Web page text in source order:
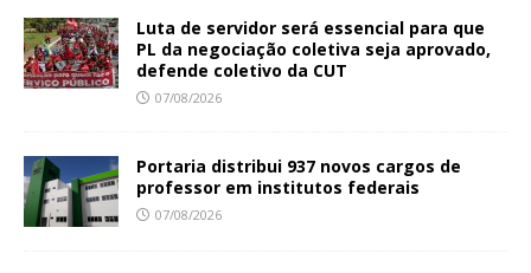
Luta de servidor será essencial para que
PL da negociação coletiva seja aprovado,
defende coletivo da CUT
07/08/2026
Portaria distribui 937 novos cargos de
professor em institutos federais
07/08/2026